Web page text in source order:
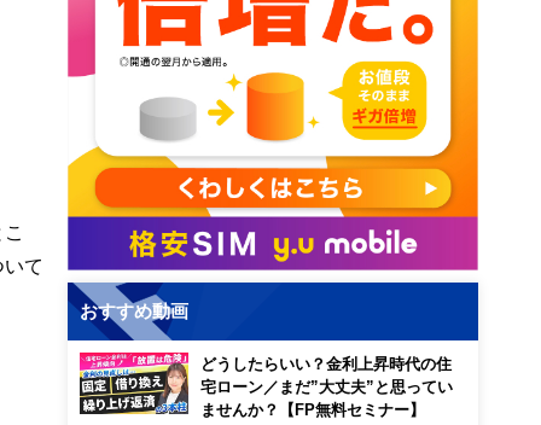
て
おすすめ動画
どうしたらいい？金利上昇時代の住
宅ローン／まだ”大丈夫”と思ってい
ませんか？【FP無料セミナー】